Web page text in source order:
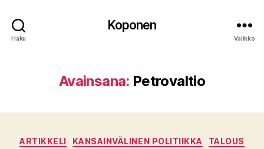
Haku
Koponen
Valikko
Avainsana: Petrovaltio
Kategoriat
ARTIKKELI KANSAINVÄLINEN POLITIIKKA
TALOUS